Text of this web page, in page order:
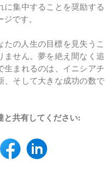
に集中することを奨励する
ジです。
たの人生の目標を見失うこ
ません。夢を絶え間なく追
生まれるのは、イニシアチ
、そして大きな成功の数で
と共有してください: